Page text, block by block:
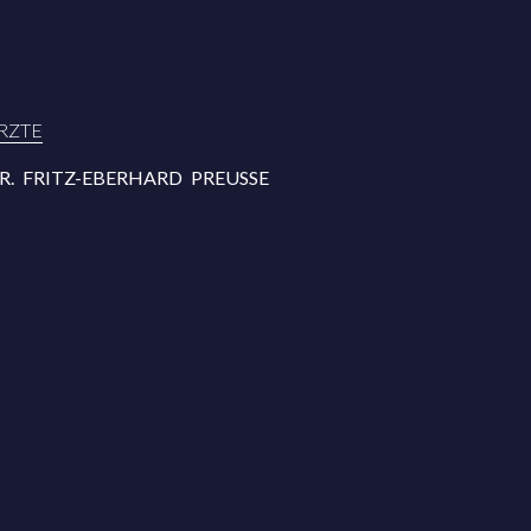
FRITZ-EBERHARD PREUSSE